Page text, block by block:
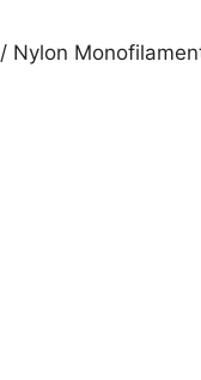
/ Nylon